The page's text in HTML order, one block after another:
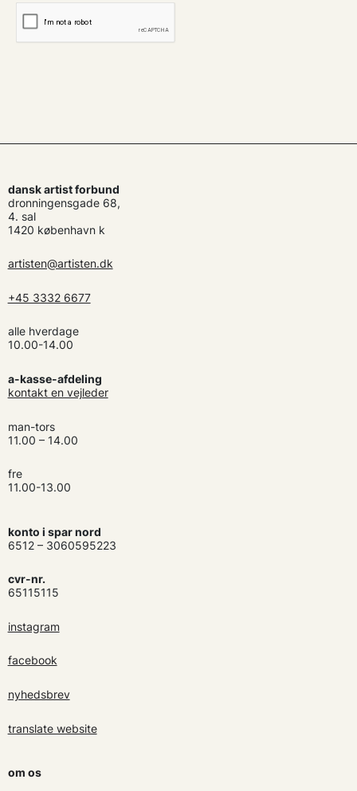
dansk artist forbund
dronningensgade 68,
4. sal
1420 københavn k
artisten@artisten.dk
+45 3332 6677
alle hverdage
10.00-14.00
a-kasse-afdeling
kontakt en vejleder
man-tors
11.00 – 14.00
fre
11.00-13.00
konto i spar nord
6512 – 3060595223
cvr-nr.
65115115
instagram
facebook
nyhedsbrev
translate website
om os